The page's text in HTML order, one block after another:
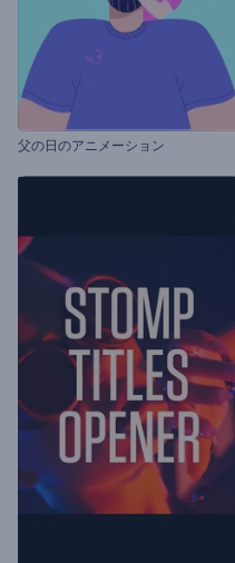
父の日のアニメーション